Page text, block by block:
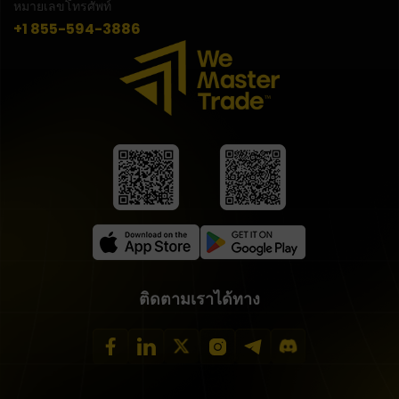
ติดตามเราได้ทาง
หมายเลขโทรศัพท์
+1 855-594-3886